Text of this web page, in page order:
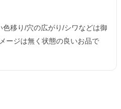
色移り/穴の広がり/シワなどは御
ージは無く状態の良いお品で